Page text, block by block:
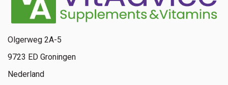
Olgerweg 2A-5
9723 ED Groningen
Nederland